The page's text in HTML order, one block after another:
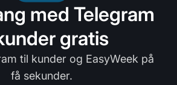
med Telegram
gratis
til kunder og EasyWeek på
få sekunder.